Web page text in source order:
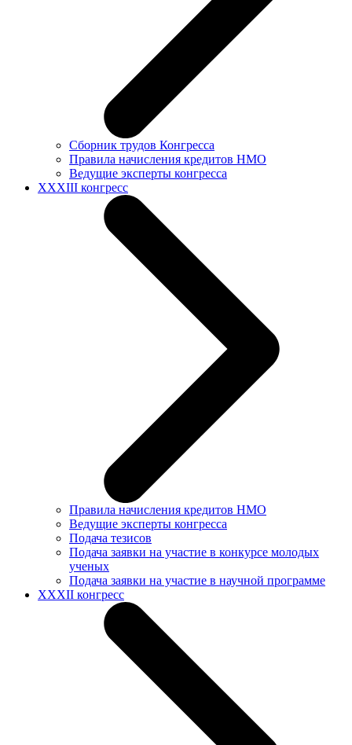
Сборник трудов Конгресса
Правила начисления кредитов НМО
Ведущие эксперты конгресса
XXXIII конгресс
Правила начисления кредитов НМО
Ведущие эксперты конгресса
Подача тезисов
Подача заявки на участие в конкурсе молодых
ученых
Подача заявки на участие в научной программе
XXXII конгресс